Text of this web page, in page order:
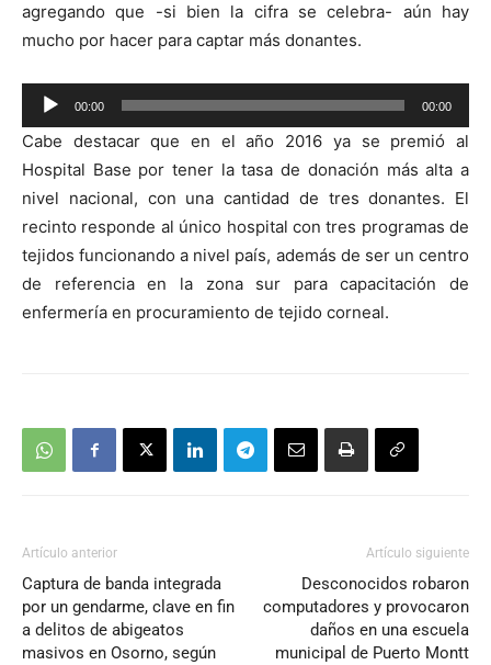
agregando que -si bien la cifra se celebra- aún hay
mucho por hacer para captar más donantes.
Reproductor
de
audio
00:00 00:00
Cabe destacar que en el año 2016 ya se premió al
Hospital Base por tener la tasa de donación más alta a
nivel nacional, con una cantidad de tres donantes. El
recinto responde al único hospital con tres programas de
tejidos funcionando a nivel país, además de ser un centro
de referencia en la zona sur para capacitación de
enfermería en procuramiento de tejido corneal.
Artículo anterior
Captura de banda integrada
por un gendarme, clave en fin
a delitos de abigeatos
masivos en Osorno, según
Artículo siguiente
Desconocidos robaron
computadores y provocaron
daños en una escuela
municipal de Puerto Montt